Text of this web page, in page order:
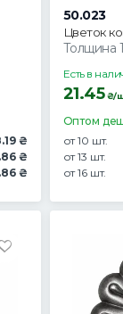
₴
₴
₴
50.023
Цветок
Толщина
Есть в
21.45₴/
Оптом
от 10 шт.
от 13 шт.
от 16 шт.